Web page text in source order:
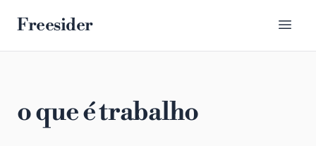
Freesider
o que é trabalho